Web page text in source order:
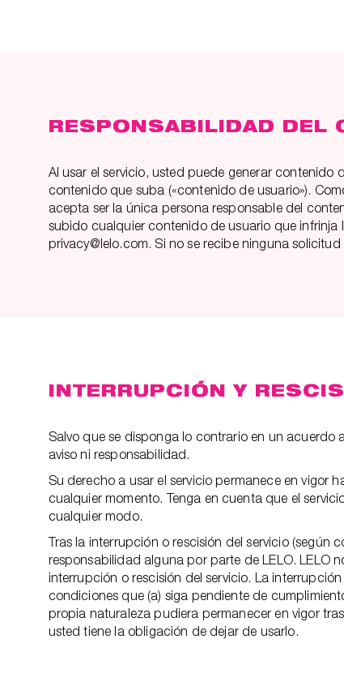
RESPONSABILIDAD DEL
Al usar el servicio, usted puede generar
contenido que suba («contenido de usuario»).
acepta ser la única persona responsable del
subido cualquier contenido de usuario que infrinja
privacy@lelo.com. Si no se recibe ninguna
INTERRUPCIÓN Y
Salvo que se disponga lo contrario en un acuerdo
aviso ni responsabilidad.
Su derecho a usar el servicio permanece en vigor
cualquier momento. Tenga en cuenta que el
cualquier modo.
Tras la interrupción o rescisión del servicio (según
responsabilidad alguna por parte de LELO. LELO
interrupción o rescisión del servicio. La
condiciones que (a) siga pendiente de
propia naturaleza pudiera permanecer en vigor
usted tiene la obligación de dejar de usarlo.